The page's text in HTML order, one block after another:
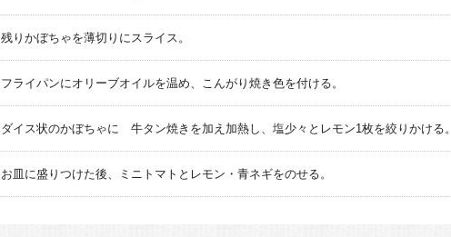
残りかぼちゃを薄切りにスライス。
フライパンにオリーブオイルを温め、こんがり焼き色を付ける。
ダイス状のかぼちゃに 牛タン焼きを加え加熱し、塩少々とレモン1枚を絞りかける。
お皿に盛りつけた後、ミニトマトとレモン・青ネギをのせる。